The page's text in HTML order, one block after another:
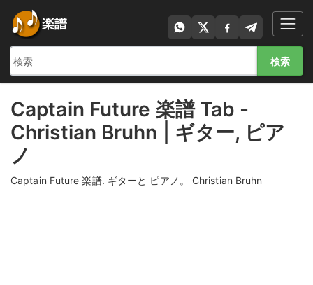
楽譜
検索
Captain Future 楽譜 Tab -
Christian Bruhn | ギター, ピア
ノ
Captain Future 楽譜. ギターと ピアノ。 Christian Bruhn